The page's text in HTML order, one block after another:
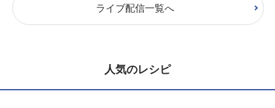
ライブ配信一覧へ
人気のレシピ